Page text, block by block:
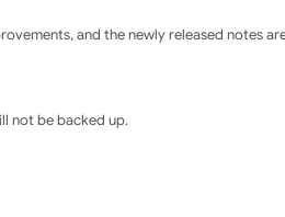
and the newly released notes
not be backed up.